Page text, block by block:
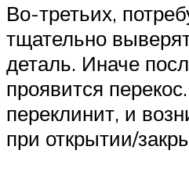
Во-третьих,
тщательно
деталь. Иначе
проявится
переклинит, и
при открытии/